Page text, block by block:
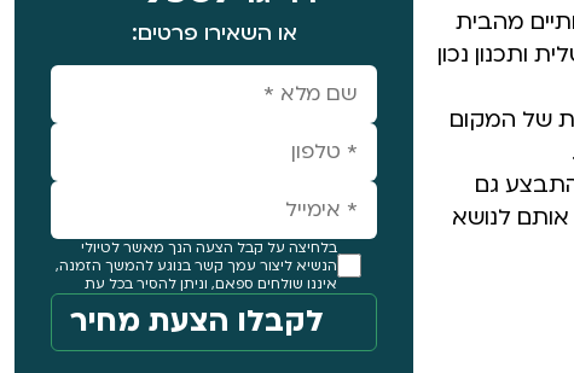
מהבית
נכון
של המקום
גם
לנושא
או השאירו פרטים:
בלחיצה על קבל הצעה הנך מאשר לטיולי
הנשיא ליצור עמך קשר בנוגע להמשך הזמנה,
איננו שולחים ספאם, וניתן להסיר בכל עת